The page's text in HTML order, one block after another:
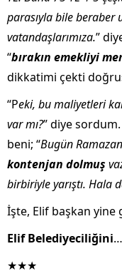
parasıyla bile beraber
vatandaşlarımıza.”
“bırakın emekliyi
dikkatimi çekti
“Peki, bu maliyetleri
var mı?” diye sordum.
beni; “Bugün
kontenjan dolmuş
birbiriyle yarıştı. Hala
İşte, Elif başkan yine
Elif Belediyeciliğini…
★★★